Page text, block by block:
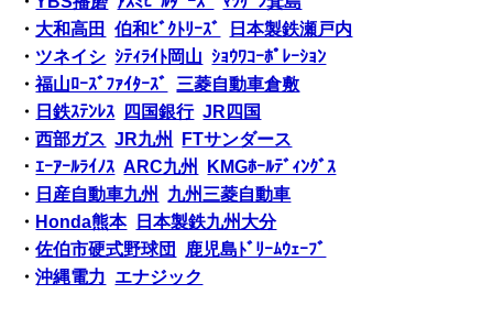
・ 大和高田 伯和ﾋﾞｸﾄﾘｰｽﾞ
日本製鉄瀬戸内
・ ツネイシ ｼﾃｨﾗｲﾄ岡山 ｼｮｳﾜｺｰﾎﾟﾚｰｼｮﾝ
・福山ﾛｰｽﾞﾌｧｲﾀｰｽﾞ
三菱自動車倉敷
・ 日鉄ｽﾃﾝﾚｽ 四国銀行 JR四国
・西部ガス JR九州
FTサンダース
・ｴｰｱｰﾙﾗｲﾉｽ ARC九州
KMGﾎｰﾙﾃﾞｨﾝｸﾞｽ
・ 日産自動車九州
九州三菱自動車
・ Honda熊本
日本製鉄九州大分
・佐伯市硬式野球団
鹿児島ﾄﾞﾘｰﾑｳｪｰﾌﾞ
・沖縄電力 エナジック